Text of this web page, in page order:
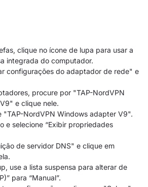
clique no ícone de lupa para usar a
integrada do computador.
configurações do adaptador de rede" e
procure por "TAP-NordVPN
e clique nele.
"TAP-NordVPN Windows adapter V9".
e selecione “Exibir propriedades
de servidor DNS" e clique em
use a lista suspensa para alterar de
para “Manual”.